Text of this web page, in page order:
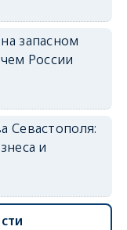
запасном
России
Севастополя:
и